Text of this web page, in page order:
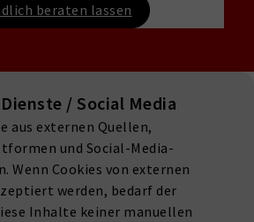
beraten lassen
/ Social Media
aus externen Quellen,
und Social-Media-
Wenn Cookies von externen
werden, bedarf der
Inhalte keiner manuellen